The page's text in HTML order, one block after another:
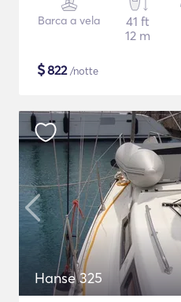
Barca a vela
41 ft
12 m
$822/notte
Hanse 325